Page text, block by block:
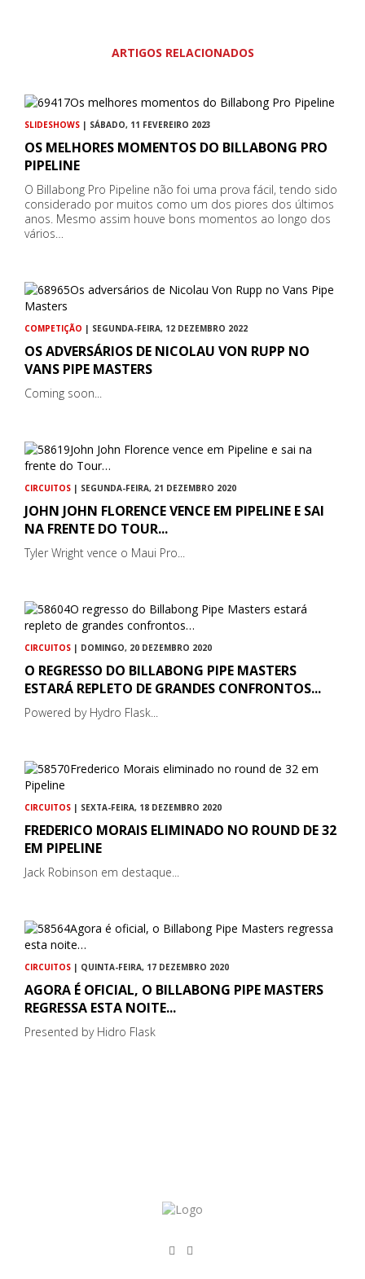
ARTIGOS RELACIONADOS
SLIDESHOWS | SÁBADO, 11 FEVEREIRO 2023
OS MELHORES MOMENTOS DO BILLABONG PRO
PIPELINE
O Billabong Pro Pipeline não foi uma prova fácil, tendo sido
considerado por muitos como um dos piores dos últimos
anos. Mesmo assim houve bons momentos ao longo dos
vários…
COMPETIÇÃO | SEGUNDA-FEIRA, 12 DEZEMBRO 2022
OS ADVERSÁRIOS DE NICOLAU VON RUPP NO
VANS PIPE MASTERS
Coming soon...
CIRCUITOS | SEGUNDA-FEIRA, 21 DEZEMBRO 2020
JOHN JOHN FLORENCE VENCE EM PIPELINE E SAI
NA FRENTE DO TOUR...
Tyler Wright vence o Maui Pro...
CIRCUITOS | DOMINGO, 20 DEZEMBRO 2020
O REGRESSO DO BILLABONG PIPE MASTERS
ESTARÁ REPLETO DE GRANDES CONFRONTOS...
Powered by Hydro Flask...
CIRCUITOS | SEXTA-FEIRA, 18 DEZEMBRO 2020
FREDERICO MORAIS ELIMINADO NO ROUND DE 32
EM PIPELINE
Jack Robinson em destaque...
CIRCUITOS | QUINTA-FEIRA, 17 DEZEMBRO 2020
AGORA É OFICIAL, O BILLABONG PIPE MASTERS
REGRESSA ESTA NOITE...
Presented by Hidro Flask